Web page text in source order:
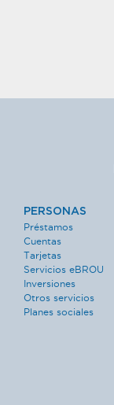
PERSONAS
Préstamos
Cuentas
Tarjetas
Servicios eBROU
Inversiones
Otros servicios
Planes sociales